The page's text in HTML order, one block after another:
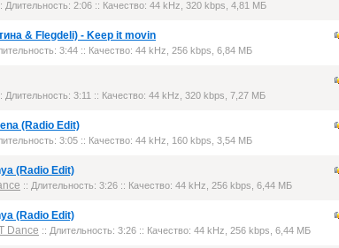
Длительность: 2:06 :: Качество: 44 kHz, 320 kbps, 4,81 МБ
& Flegdeli) - Keep it movin
3:44 :: Качество: 44 kHz, 256 kbps, 6,84 МБ
Длительность: 3:11 :: Качество: 44 kHz, 320 kbps, 7,27 МБ
(Radio Edit)
3:05 :: Качество: 44 kHz, 160 kbps, 3,54 МБ
(Radio Edit)
:: Длительность: 3:26 :: Качество: 44 kHz, 256 kbps, 6,44 МБ
(Radio Edit)
Dance :: Длительность: 3:26 :: Качество: 44 kHz, 256 kbps, 6,44 МБ